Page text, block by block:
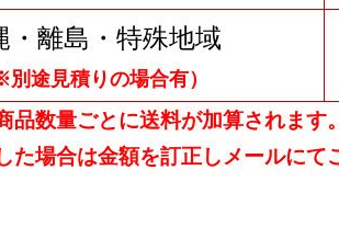
・離島・特殊地域
別途見積りの場合有）
品数量ごとに送料が加算されます
た場合は金額を訂正しメールにて